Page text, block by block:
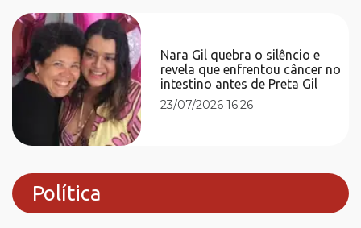
Nara Gil quebra o silêncio e
revela que enfrentou câncer no
intestino antes de Preta Gil
23/07/2026 16:26
Política